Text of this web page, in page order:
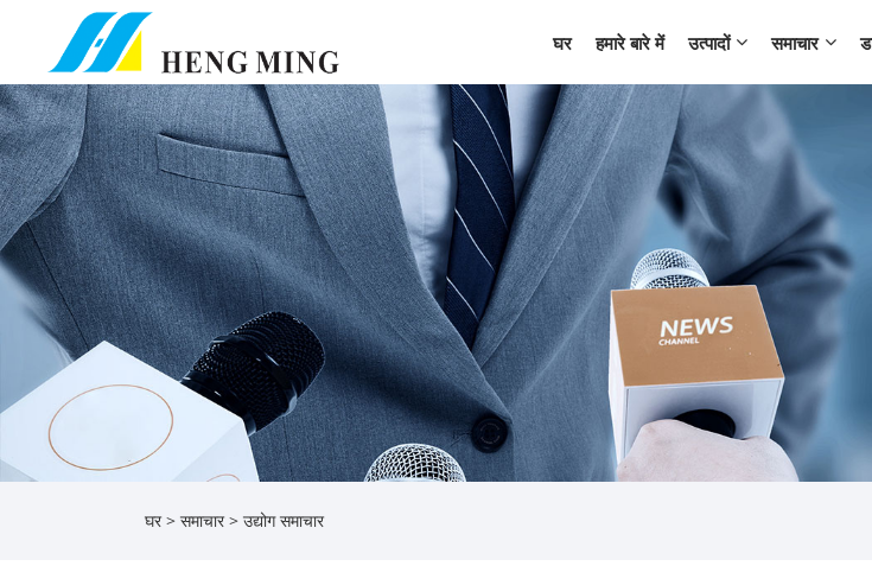
घर हमारे बारे में उत्पादों समाचार
घर > समाचार> उद्योग समाचार